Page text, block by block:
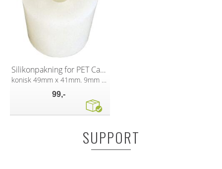
Silikonpakning for PET Carboy gjærlås
konisk 49mm x 41mm. 9mm hull
99,-
SUPPORT